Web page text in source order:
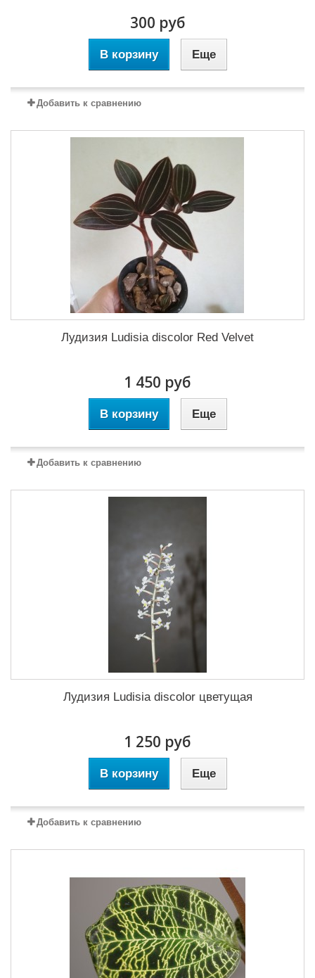
300 руб
В корзину Еще
Добавить к сравнению
Лудизия Ludisia discolor Red Velvet
1 450 руб
В корзину Еще
Добавить к сравнению
Лудизия Ludisia discolor цветущая
1 250 руб
В корзину Еще
Добавить к сравнению